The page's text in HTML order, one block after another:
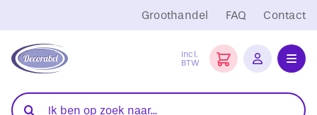
naar
inhoud
Groothandel FAQ Contact
Incl.
BTW
Folies
Zoeken